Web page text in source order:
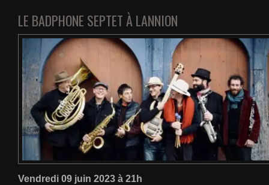
LE BADPHONE SEPTET À LANNION
Vendredi 09 juin 2023 à 21h